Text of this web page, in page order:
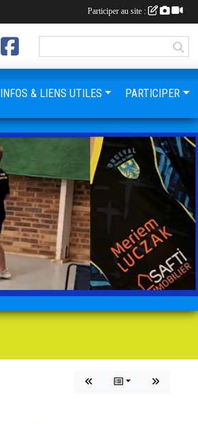
INFOS & LIENS UTILES PARTICIPER
Participer au site :